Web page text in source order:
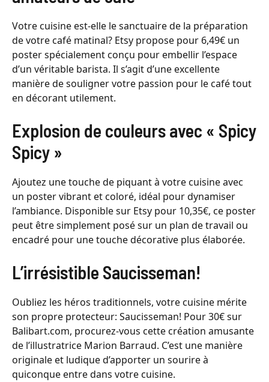
Votre cuisine est-elle le sanctuaire de la préparation
de votre café matinal? Etsy propose pour 6,49€ un
poster spécialement conçu pour embellir l’espace
d’un véritable barista. Il s’agit d’une excellente
manière de souligner votre passion pour le café tout
en décorant utilement.
Explosion de couleurs avec « Spicy
Spicy »
Ajoutez une touche de piquant à votre cuisine avec
un poster vibrant et coloré, idéal pour dynamiser
l’ambiance. Disponible sur Etsy pour 10,35€, ce poster
peut être simplement posé sur un plan de travail ou
encadré pour une touche décorative plus élaborée.
L’irrésistible Saucisseman!
Oubliez les héros traditionnels, votre cuisine mérite
son propre protecteur: Saucisseman! Pour 30€ sur
Balibart.com, procurez-vous cette création amusante
de l’illustratrice Marion Barraud. C’est une manière
originale et ludique d’apporter un sourire à
quiconque entre dans votre cuisine.